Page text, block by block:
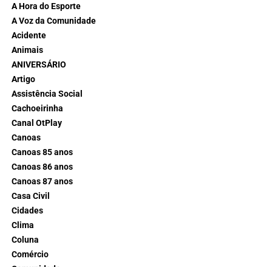
A Hora do Esporte
A Voz da Comunidade
Acidente
Animais
ANIVERSÁRIO
Artigo
Assistência Social
Cachoeirinha
Canal OtPlay
Canoas
Canoas 85 anos
Canoas 86 anos
Canoas 87 anos
Casa Civil
Cidades
Clima
Coluna
Comércio